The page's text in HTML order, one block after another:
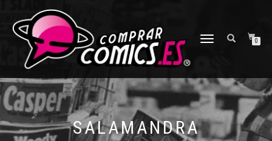
CAMBIAR
0
SALAMANDRA